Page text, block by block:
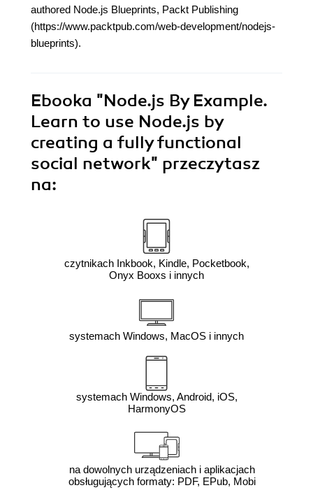
authored Node.js Blueprints, Packt Publishing
(https://www.packtpub.com/web-development/nodejs-
blueprints).
Ebooka "Node.js By Example.
Learn to use Node.js by
creating a fully functional
social network" przeczytasz
na:
czytnikach Inkbook, Kindle, Pocketbook,
Onyx Booxs i innych
systemach Windows, MacOS i innych
systemach Windows, Android, iOS,
HarmonyOS
na dowolnych urządzeniach i aplikacjach
obsługujących formaty: PDF, EPub, Mobi